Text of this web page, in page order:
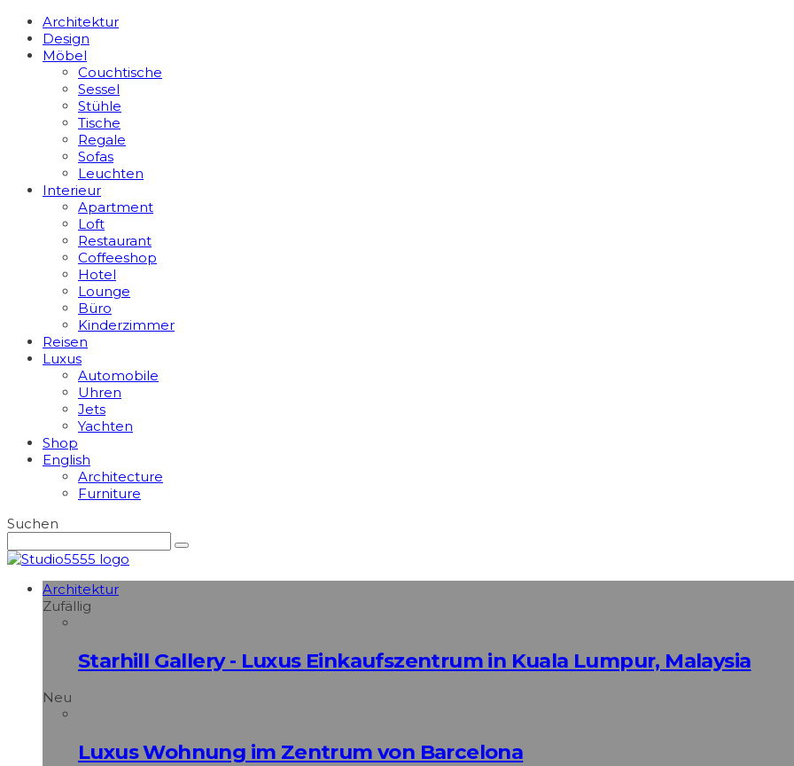
Architektur
Design
Möbel
Couchtische
Sessel
Stühle
Tische
Regale
Sofas
Leuchten
Interieur
Apart­ment
Loft
Restaurant
Coffeeshop
Hotel
Lounge
Büro
Kinderzimmer
Reisen
Luxus
Automobile
Uhren
Jets
Yachten
Shop
English
Architecture
Furniture
Suchen
Architektur
Zufällig
Starhill Gallery - Luxus Einkaufszentrum in Kuala Lumpur, Malaysia
Neu
Luxus Wohnung im Zentrum von Barcelona